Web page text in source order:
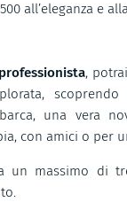
all’eleganza e
,
una vera
con amici o per
un massimo di